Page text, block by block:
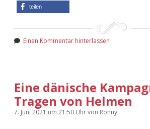
teilen
Einen Kommentar hinterlassen
Eine dänische
Tragen von Helmen
7. Juni 2021 um 21:50 Uhrvon Ronny